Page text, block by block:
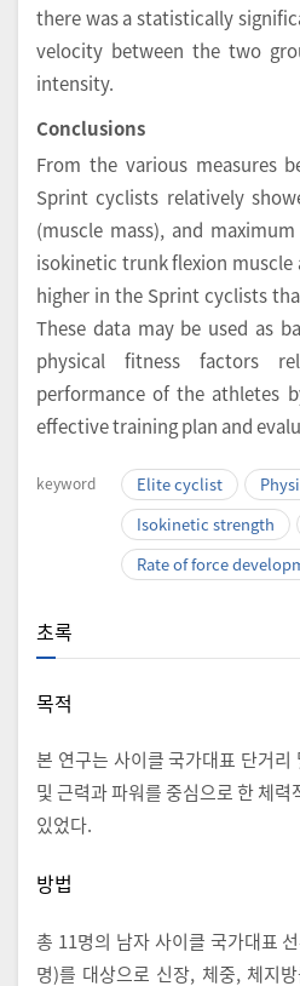
there was a statistically
velocity between the two
intensity.
Conclusions
From the various measures
Sprint cyclists relatively
(muscle mass), and
isokinetic trunk flexion muscle
higher in the Sprint cyclists
These data may be used as
physical fitness factors
performance of the athletes
effective training plan and
keyword Elite cyclist
Isokinetic strength
Rate of force
초록
목적
본 연구는 사이클 국가대표 단거리
및 근력과 파워를 중심으로 한 체
있었다.
방법
총 11명의 남자 사이클 국가대표
명)를 대상으로 신장, 체중, 체지